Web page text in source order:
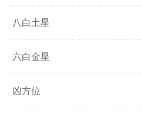
八白土星
六白金星
凶方位